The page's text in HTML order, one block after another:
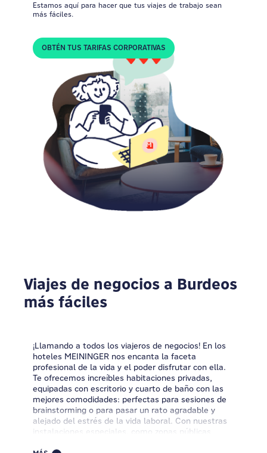
Estamos aquí para hacer que tus viajes de trabajo sean
más fáciles.
OBTÉN TUS TARIFAS CORPORATIVAS
Viajes de negocios a Burdeos
más fáciles
¡Llamando a todos los viajeros de negocios! En los
hoteles MEININGER nos encanta la faceta
profesional de la vida y el poder disfrutar con ella.
Te ofrecemos increíbles habitaciones privadas,
equipadas con escritorio y cuarto de baño con las
mejores comodidades: perfectas para sesiones de
brainstorming o para pasar un rato agradable y
alejado del estrés de la vida laboral. Con nuestras
instalaciones especiales
, como zonas públicas